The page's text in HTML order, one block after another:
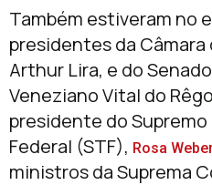
Também estiveram no
presidentes da Câmara
Arthur Lira, e do
Veneziano Vital do
presidente do
Federal (STF), Rosa
ministros da Suprema